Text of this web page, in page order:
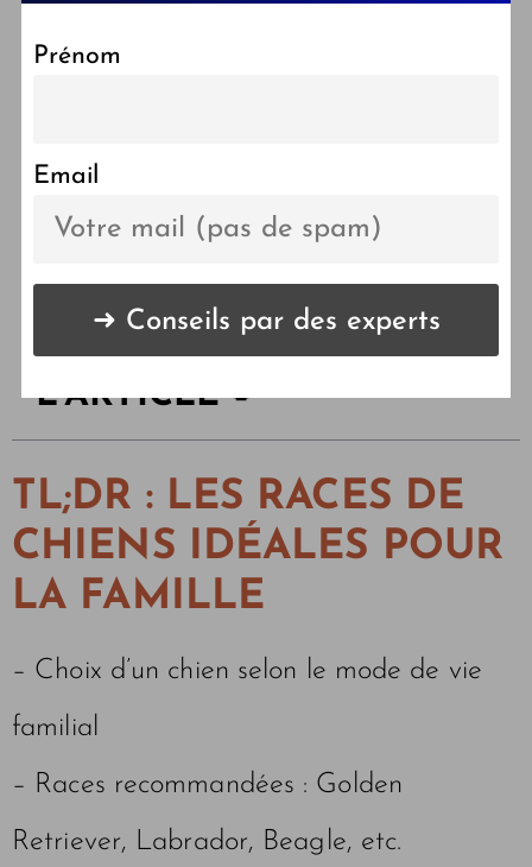
LES POINTS CLÉS DE
L'ARTICLE 🔑
TL;DR : LES RACES DE
CHIENS IDÉALES POUR
LA FAMILLE
– Choix d’un chien selon le mode de vie
familial
– Races recommandées : Golden
Retriever, Labrador, Beagle, etc.
Prénom
Email